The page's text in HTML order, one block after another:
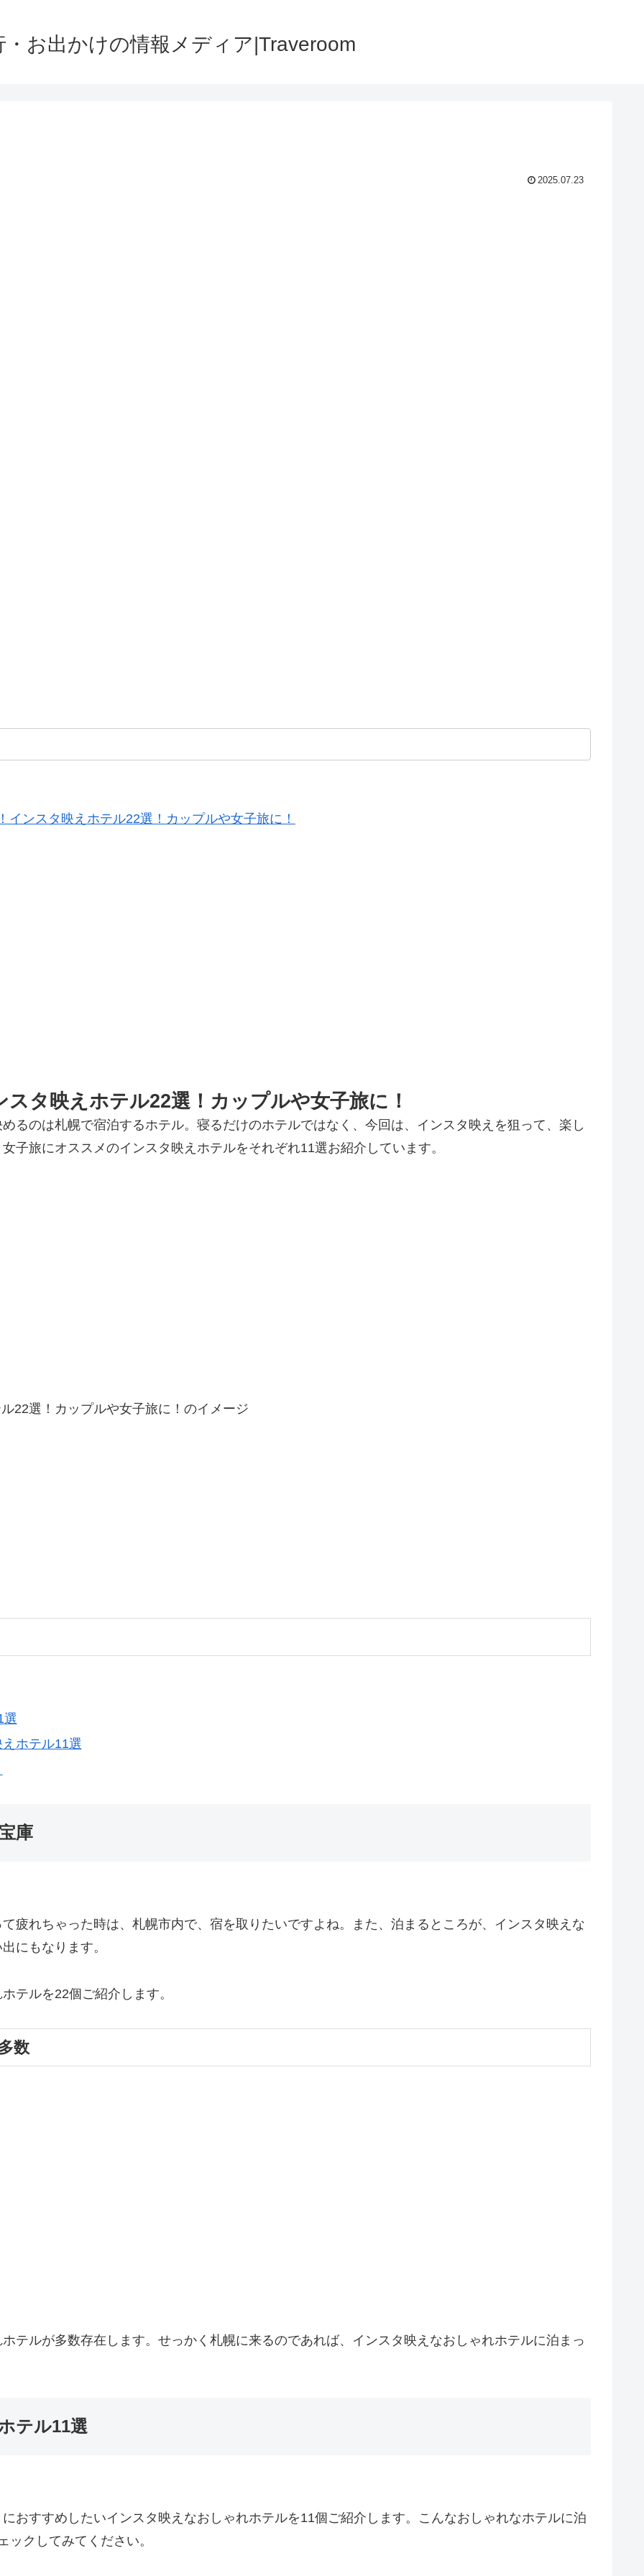
・お出かけの情報メディア|Traveroom
2025.07.23
インスタ映えホテル22選！カップルや女子旅に！
タ映えホテル22選！カップルや女子旅に！
るのは札幌で宿泊するホテル。寝るだけのホテルではなく、今回は、インスタ映えを狙って、楽し
子旅にオススメのインスタ映えホテルをそれぞれ11選お紹介しています。
選
ホテル11選
庫
疲れちゃった時は、札幌市内で、宿を取りたいですよね。また、泊まるところが、インスタ映えな
にもなります。
テルを22個ご紹介します。
数
テルが多数存在します。せっかく札幌に来るのであれば、インスタ映えなおしゃれホテルに泊まっ
テル11選
おすすめしたいインスタ映えなおしゃれホテルを11個ご紹介します。こんなおしゃれなホテルに泊
クしてみてください。